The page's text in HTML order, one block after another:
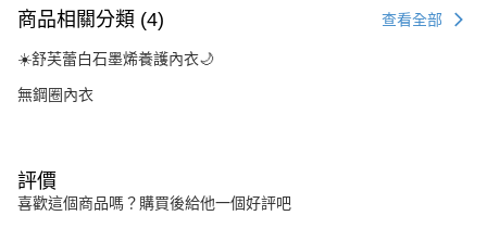
商品相關分類 (4) 查看全部
☀️舒芙蕾白石墨烯養護內衣🌙
無鋼圈內衣
評價
喜歡這個商品嗎？購買後給他一個好評吧